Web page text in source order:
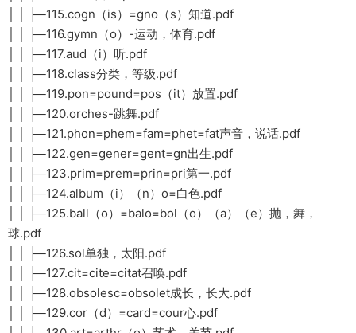
│ │ ├─115.cogn（is）=gno（s）知道.pdf
│ │ ├─116.gymn（o）-运动，体育.pdf
│ │ ├─117.aud（i）听.pdf
│ │ ├─118.class分类，等级.pdf
│ │ ├─119.pon=pound=pos（it）放置.pdf
│ │ ├─120.orches-跳舞.pdf
│ │ ├─121.phon=phem=fam=phet=fat声音，说话.pdf
│ │ ├─122.gen=gener=gent=gn出生.pdf
│ │ ├─123.prim=prem=prin=pri第一.pdf
│ │ ├─124.album（i）（n）o=白色.pdf
│ │ ├─125.ball（o）=balo=bol（o）（a）（e）抛，舞，
球.pdf
│ │ ├─126.sol单独，太阳.pdf
│ │ ├─127.cit=cite=citat召唤.pdf
│ │ ├─128.obsolesc=obsolet成长，长大.pdf
│ │ ├─129.cor（d）=card=cour心.pdf